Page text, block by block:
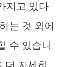
지고 있다
는 것 외에
수 있습니